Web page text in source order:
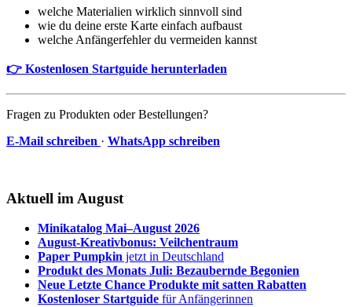
welche Materialien wirklich sinnvoll sind
wie du deine erste Karte einfach aufbaust
welche Anfängerfehler du vermeiden kannst
👉 Kostenlosen Startguide herunterladen
Fragen zu Produkten oder Bestellungen?
E-Mail schreiben · WhatsApp schreiben
Aktuell im August
Minikatalog Mai–August 2026
August-Kreativbonus: Veilchentraum
Paper Pumpkin jetzt in Deutschland
Produkt des Monats Juli: Bezaubernde Begonien
Neue Letzte Chance Produkte mit satten Rabatten
Kostenloser Startguide für Anfängerinnen